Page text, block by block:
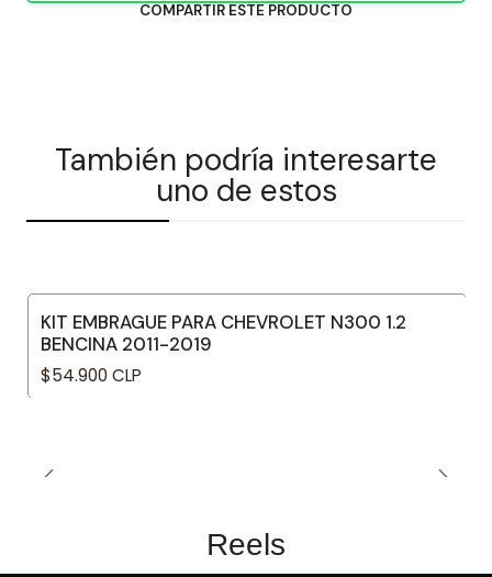
COMPARTIR ESTE PRODUCTO
También podría interesarte
uno de estos
KIT EMBRAGUE PARA CHEVROLET N300 1.2
BENCINA 2011-2019
$54.900 CLP
Reels